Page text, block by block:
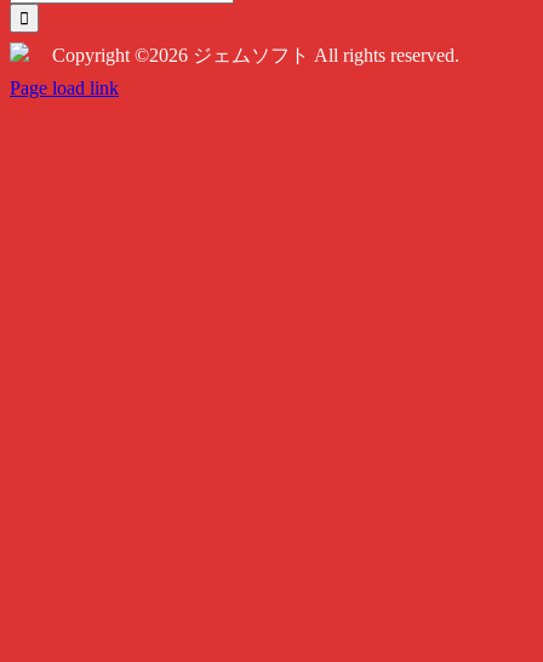
索
…
Copyright ©2026 ジェムソフト All rights reserved.
Twitter
Instagram
Facebook
Page load link